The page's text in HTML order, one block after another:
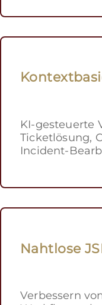
KI-gesteuerte
Ticketlösung,
Incident-
Nahtlose
Verbessern